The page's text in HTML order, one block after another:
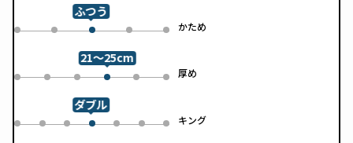
ンで、カバーは自宅で洗濯可能。清潔さと快適さの両方を追求
した一枚です。
0 1 2
ふつう
3 かため
4
0 1 2 3
21～25cm
4 厚め
5
0 1 2 3
ダブル
4 5 キング
6